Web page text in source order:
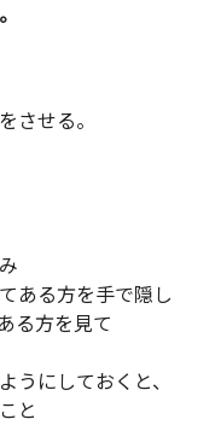
させる。
ある方を手で隠し
る方を見て
うにしておくと、
と